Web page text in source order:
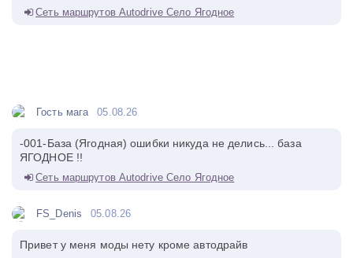
Сеть маршрутов Autodrive Село Ягодное
Гость мага 05.08.26
-001-База (Ягодная) ошибки никуда не делись... база
ЯГОДНОЕ !!
Сеть маршрутов Autodrive Село Ягодное
FS_Denis 05.08.26
Привет у меня моды нету кроме автодрайв